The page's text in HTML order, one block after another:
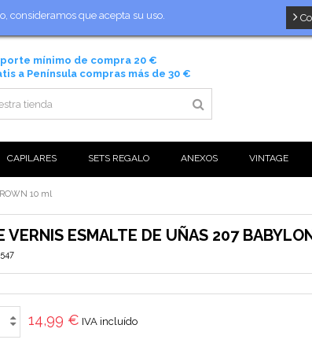
consideramos que acepta su uso.
mínimo de compra 20 €
a Península compras más de 30 €
CAPILARES SETS REGALO ANEXOS VINTAGE
10 ml
VERNIS ESMALTE DE UÑAS 207
14,99 € IVA incluído